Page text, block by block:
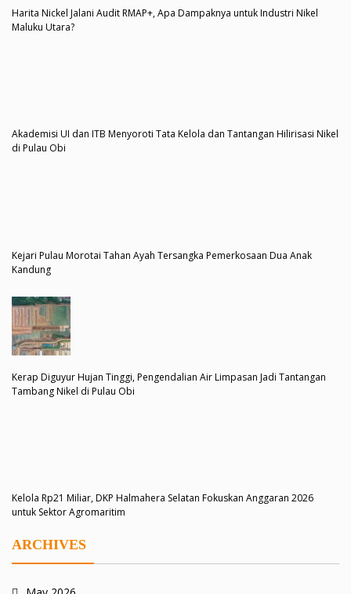
Harita Nickel Jalani Audit RMAP+, Apa Dampaknya untuk Industri Nikel
Maluku Utara?
Akademisi UI dan ITB Menyoroti Tata Kelola dan Tantangan Hilirisasi Nikel
di Pulau Obi
Kejari Pulau Morotai Tahan Ayah Tersangka Pemerkosaan Dua Anak
Kandung
Kerap Diguyur Hujan Tinggi, Pengendalian Air Limpasan Jadi Tantangan
Tambang Nikel di Pulau Obi
Kelola Rp21 Miliar, DKP Halmahera Selatan Fokuskan Anggaran 2026
untuk Sektor Agromaritim
ARCHIVES